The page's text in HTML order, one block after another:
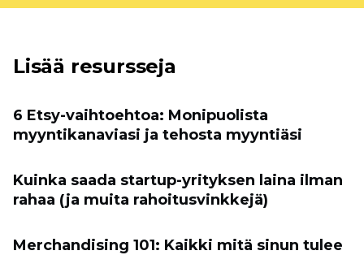
Lisää resursseja
6 Etsy-vaihtoehtoa: Monipuolista
myyntikanaviasi ja tehosta myyntiäsi
Kuinka saada startup-yrityksen laina ilman
rahaa (ja muita rahoitusvinkkejä)
Merchandising 101: Kaikki mitä sinun tulee